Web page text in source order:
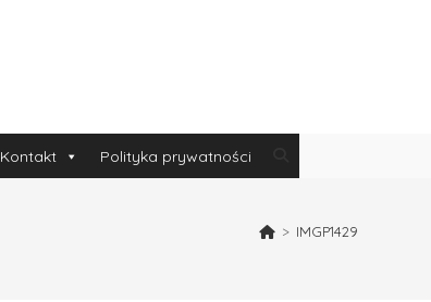
Kontakt Polityka prywatności
> IMGP1429